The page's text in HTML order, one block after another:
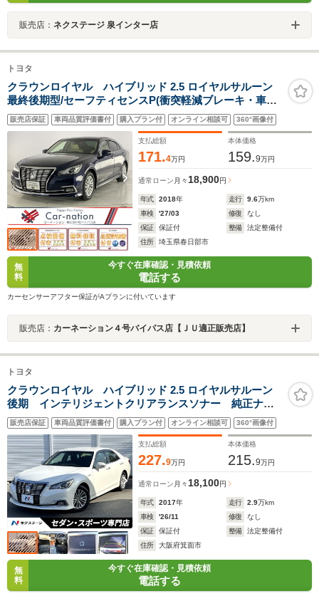
販売店： ネクステージ 泉インター店
トヨタ
クラウンロイヤル ハイブリッド 2.5 ロイヤルサルーン
最終後期型/セーフティセンスP(衝突軽減ブレーキ・車線
逸脱警報・レーダークルコン・ATハイビーム)/LEDヘッド
ランプ/前席パワーシート/TコネクトSDナビ(ブルーレイ対
応)/ビルトインETC2.0/ドラレコ/バックカメラ
販売店保証 車両品質評価書付 購入プラン付 オンライン相談可 360°画像付
支払総額
171.4万円
本体価格
159.9万円
通常ローン 月々 18,900円
年式 2018年 走行 9.6万km
車検
'27/03 修復
なし
保証
保証付 整備
法定整備付
住所
埼玉県春日部市
無
料
今すぐ在庫確認・見積依頼
電話する
カーセンサーアフター保証がAプランに付いています
販売店： カーネーション４号バイパス店【ＪＵ適正販売店】
トヨタ
クラウンロイヤル ハイブリッド 2.5 ロイヤルサルーン
後期 インテリジェントクリアランスソナー 純正ナ
ビ バックカメラ セーフティセンスP LEDヘッド レ
ーダークルーズ 純正16インチAW 革巻きステアリン
グ トランクイージークローザー ETC 禁煙車
販売店保証 車両品質評価書付 購入プラン付 オンライン相談可 360°画像付
支払総額
227.9万円
本体価格
215.9万円
通常ローン 月々 18,100円
年式 2017年 走行 2.9万km
車検
'26/11 修復
なし
保証
保証付 整備
法定整備付
住所
大阪府箕面市
無
料
今すぐ在庫確認・見積依頼
電話する